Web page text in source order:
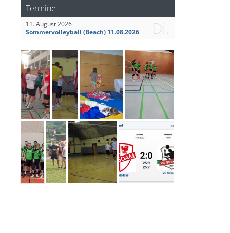
Termine
Di.
11. August 2026
Sommervolleyball (Beach) 11.08.2026
Mannschaftsbild Herren I vom 20.02.2022